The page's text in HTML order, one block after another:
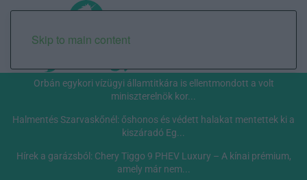
Skip to main content
Orbán egykori vízügyi államtitkára is ellentmondott a volt
miniszterelnök kor...
Halmentés Szarvaskőnél: őshonos és védett halakat mentettek ki a
kiszáradó Eg...
Hírek a garázsból: Chery Tiggo 9 PHEV Luxury – A kínai prémium,
amely már nem...